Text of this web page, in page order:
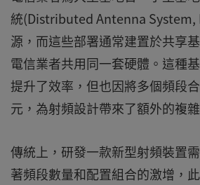
統(Distributed Antenna System,
源，而這些部署通常建置於共享
電信業者共用同一套硬體。這種
提升了效率，但也因將多個頻段
元，為射頻設計帶來了額外的複
傳統上，研發一款新型射頻裝置
著頻段數量和配置組合的激增，